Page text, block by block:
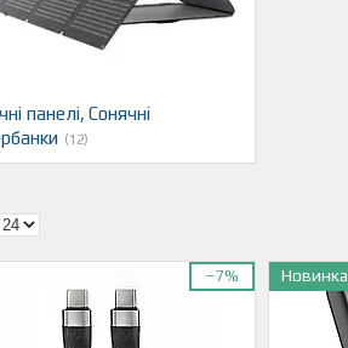
панелі, Сонячні
12
–7% Новинка